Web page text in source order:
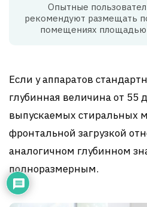
Опытные
рекомендуют размещать
помещениях площадью
Если у аппаратов
глубинная величина от 55
выпускаемых стиральных
фронтальной загрузкой
аналогичном глубинном
полноразмерным.